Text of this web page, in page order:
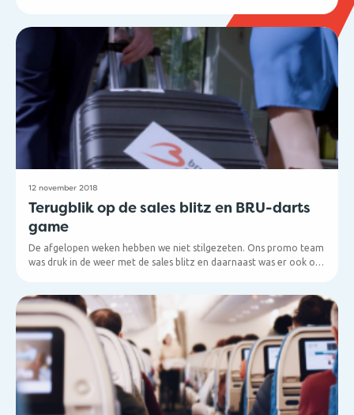
zonder stress op vakantie kunnen vertrekken. Hieronder vind je
een overzicht van de belangrijkste info en plattegronden die je
hen kan meegeven.
12 november 2018
Terugblik op de sales blitz en BRU-darts
game
De afgelopen weken hebben we niet stilgezeten. Ons promo team
was druk in de weer met de sales blitz en daarnaast was er ook ons